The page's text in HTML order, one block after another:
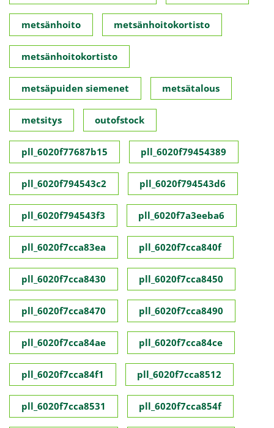
metsänhoito metsänhoitokortisto
metsänhoitokortisto
metsäpuiden siemenet metsätalous
metsitys outofstock
pll_6020f77687b15 pll_6020f79454389
pll_6020f794543c2 pll_6020f794543d6
pll_6020f794543f3 pll_6020f7a3eeba6
pll_6020f7cca83ea pll_6020f7cca840f
pll_6020f7cca8430 pll_6020f7cca8450
pll_6020f7cca8470 pll_6020f7cca8490
pll_6020f7cca84ae pll_6020f7cca84ce
pll_6020f7cca84f1 pll_6020f7cca8512
pll_6020f7cca8531 pll_6020f7cca854f